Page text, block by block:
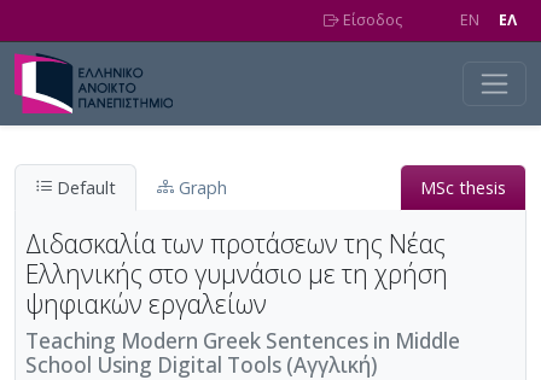
Είσοδος EN EΛ
Default Graph MSc thesis
Διδασκαλία των προτάσεων της Νέας
Ελληνικής στο γυμνάσιο με τη χρήση
ψηφιακών εργαλείων
Teaching Modern Greek Sentences in Middle
School Using Digital Tools (Αγγλική)